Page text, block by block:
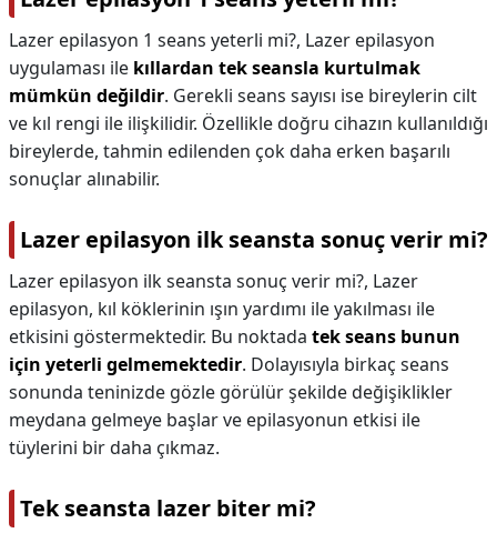
Lazer epilasyon 1 seans yeterli mi?, Lazer epilasyon
uygulaması ile kıllardan tek seansla kurtulmak
mümkün değildir. Gerekli seans sayısı ise bireylerin cilt
ve kıl rengi ile ilişkilidir. Özellikle doğru cihazın kullanıldığı
bireylerde, tahmin edilenden çok daha erken başarılı
sonuçlar alınabilir.
Lazer epilasyon ilk seansta sonuç verir mi?
Lazer epilasyon ilk seansta sonuç verir mi?, Lazer
epilasyon, kıl köklerinin ışın yardımı ile yakılması ile
etkisini göstermektedir. Bu noktada tek seans bunun
için yeterli gelmemektedir. Dolayısıyla birkaç seans
sonunda teninizde gözle görülür şekilde değişiklikler
meydana gelmeye başlar ve epilasyonun etkisi ile
tüylerini bir daha çıkmaz.
Tek seansta lazer biter mi?